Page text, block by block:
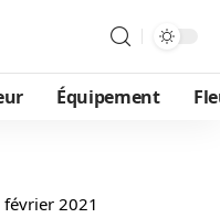
Équipement
février 2021